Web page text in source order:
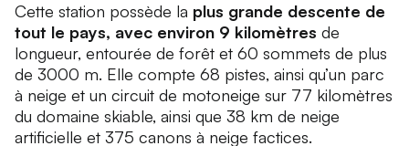
Cette station possède la plus grande descente de
tout le pays, avec environ 9 kilomètres de
longueur, entourée de forêt et 60 sommets de plus
de 3000 m. Elle compte 68 pistes, ainsi qu’un parc
à neige et un circuit de motoneige sur 77 kilomètres
du domaine skiable, ainsi que 38 km de neige
artificielle et 375 canons à neige factices.